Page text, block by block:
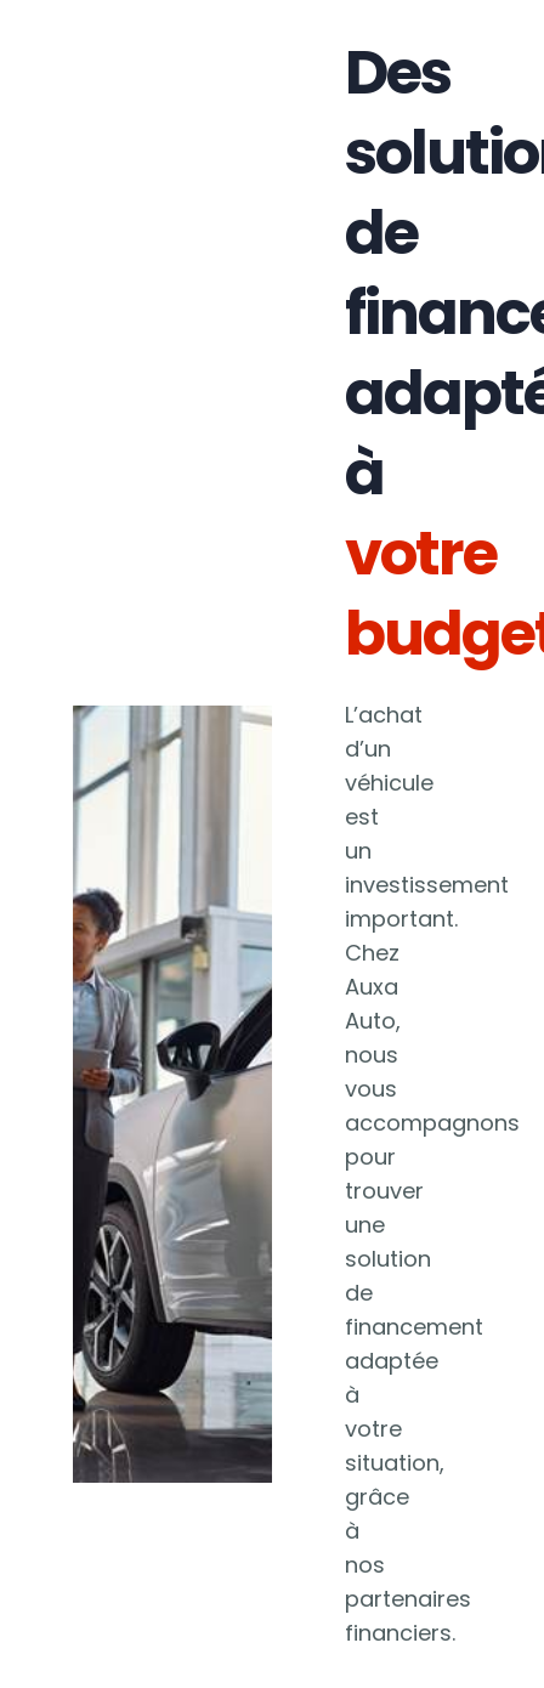
Des
de
à
votre
L’achat
d’un
véhicule
est
un
investissement
important.
Chez
Auxa
Auto,
nous
vous
accompagnons
pour
trouver
une
solution
de
financement
adaptée
à
votre
situation,
grâce
à
nos
partenaires
financiers.